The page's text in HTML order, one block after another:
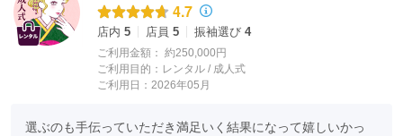
4.7
店内 5 店員 5 振袖選び 4
ご利用金額： 約250,000円
ご利用目的： レンタル / 成人式
ご利用日：2026年05月
選ぶのも手伝っていただき満足いく結果になって嬉しいかっ